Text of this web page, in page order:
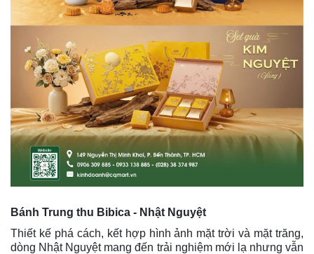
Bánh Trung thu Bibica - Nhật Nguyệt
Thiết kế phá cách, kết hợp hình ảnh mặt trời và mặt trăng,
dòng Nhật Nguyệt mang đến trải nghiệm mới lạ nhưng vẫn